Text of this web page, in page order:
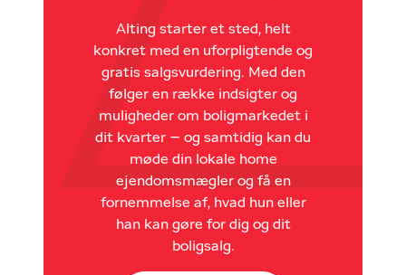
Alting starter et sted, helt
konkret med en uforpligtende og
gratis salgsvurdering. Med den
følger en række indsigter og
muligheder om boligmarkedet i
dit kvarter – og samtidig kan du
møde din lokale home
ejendomsmægler og få en
fornemmelse af, hvad hun eller
han kan gøre for dig og dit
boligsalg.